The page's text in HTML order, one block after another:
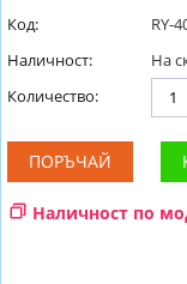
Код:
RY-
Наличност:
На
Количество:
ПОРЪЧАЙ
Наличност по